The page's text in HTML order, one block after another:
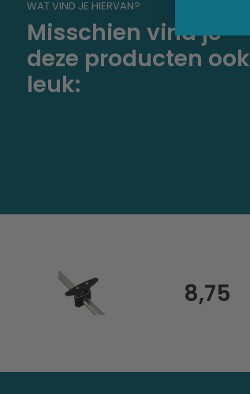
WAT VIND JE HIERVAN?
Misschien vind je
deze producten ook
leuk:
8,75